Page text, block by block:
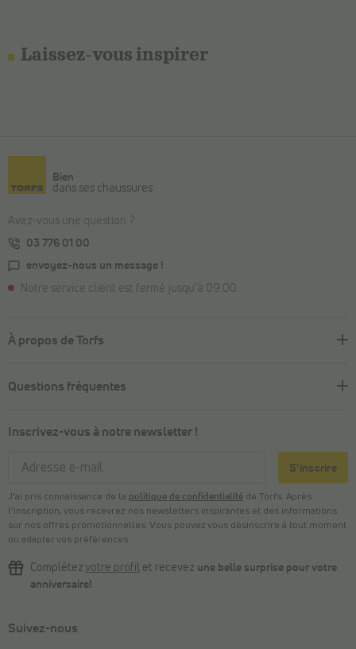
Laissez-vous inspirer
Bien
dans ses chaussures
Avez-vous une question ?
03 776 01 00
envoyez-nous un message !
Notre service client est fermé jusqu'à 09:00
À propos de Torfs
Questions fréquentes
Inscrivez-vous à notre newsletter !
S'inscrire
J’ai pris connaissance de la politique de confidentialité de Torfs. Après
l’inscription, vous recevrez nos newsletters inspirantes et des informations
sur nos offres promotionnelles. Vous pouvez vous désinscrire à tout moment
ou adapter vos préférences.
Complétez votre profil et recevez une belle surprise pour votre
anniversaire!
Suivez-nous